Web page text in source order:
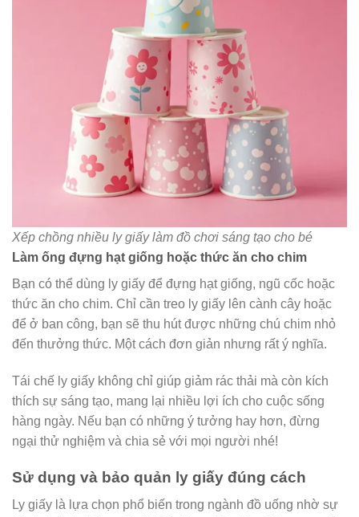
Xếp chồng nhiều ly giấy làm đồ chơi sáng tạo cho bé
Làm ống đựng hạt giống hoặc thức ăn cho chim
Bạn có thể dùng ly giấy để đựng hạt giống, ngũ cốc hoặc
thức ăn cho chim. Chỉ cần treo ly giấy lên cành cây hoặc
để ở ban công, bạn sẽ thu hút được những chú chim nhỏ
đến thưởng thức. Một cách đơn giản nhưng rất ý nghĩa.
Tái chế ly giấy không chỉ giúp giảm rác thải mà còn kích
thích sự sáng tạo, mang lại nhiều lợi ích cho cuộc sống
hàng ngày. Nếu bạn có những ý tưởng hay hơn, đừng
ngại thử nghiệm và chia sẻ với mọi người nhé!
Sử dụng và bảo quản ly giấy đúng cách
Ly giấy là lựa chọn phổ biến trong ngành đồ uống nhờ sự